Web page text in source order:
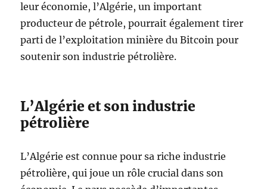
leur économie, l’Algérie, un important
producteur de pétrole, pourrait également tirer
parti de l’exploitation minière du Bitcoin pour
soutenir son industrie pétrolière.
L’Algérie et son industrie
pétrolière
L’Algérie est connue pour sa riche industrie
pétrolière, qui joue un rôle crucial dans son